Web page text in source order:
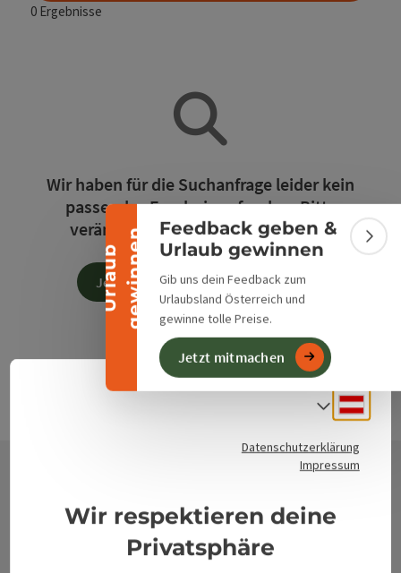
U
r
l
a
u
b
g
e
w
i
n
n
en
Banner einklappen
Feedback geben &
Urlaub gewinnen
Gib uns dein Feedback zum
Urlaubsland Österreich und
gewinne tolle Preise.
Jetzt mitmachen
0 Ergebnisse
Wir haben für die Suchanfrage leider kein
passendes Ergebnis gefunden. Bitte
verändern Sie die Filterfunktionen!
Jetzt alle Filter zurücksetzen
Kontakt
Datenschutzerklärung
Impressum
Wir respektieren deine
Privatsphäre